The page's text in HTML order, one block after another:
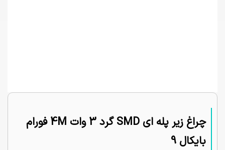
چراغ زیر پله ای SMD گرد 3 وات 4M فورام
بایکال 9